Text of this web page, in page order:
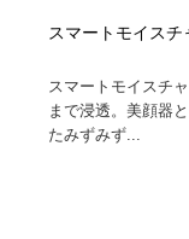
スマートモイス
スマートモイスチ
まで浸透。美顔器
たみずみず...